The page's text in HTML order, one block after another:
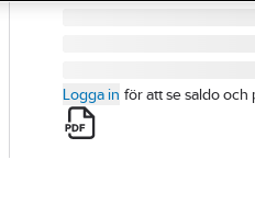
Logga in för att se saldo och